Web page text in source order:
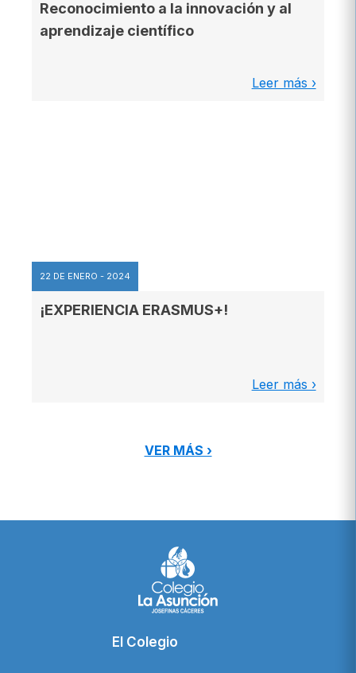
Reconocimiento a la innovación y al
aprendizaje científico
Leer más ›
22 DE ENERO - 2024
¡EXPERIENCIA ERASMUS+!
Leer más ›
VER MÁS ›
El Colegio